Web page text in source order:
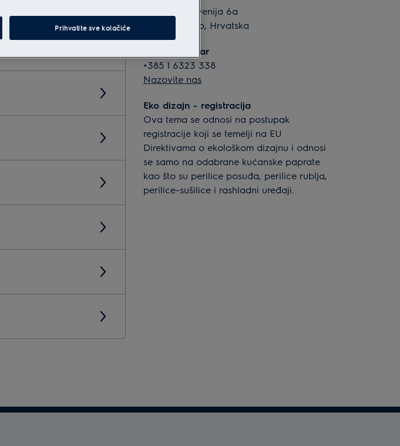
Slavonska avenija 6a
10 000 Zagreb, Hrvatska
Kontakt centar
+385 1 6323 338
Nazovite nas
Eko dizajn - registracija
Ova tema se odnosi na postupak
registracije koji se temelji na EU
Direktivama o ekološkom dizajnu i odnosi
se samo na odabrane kućanske paprate
kao što su perilice posuđa, perilice rublja,
perilice-sušilice i rashladni uređaji.
Prihvatite sve kolačiće